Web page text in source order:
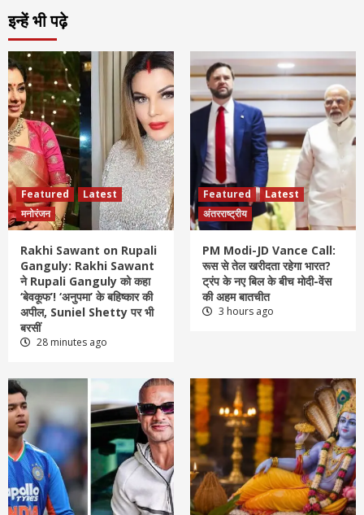
इन्हें भी पढ़े
Featured
Latest
मनोरंजन
Rakhi Sawant on Rupali
Ganguly: Rakhi Sawant
ने Rupali Ganguly को कहा
‘बेवकूफ’! ‘अनुपमा’ के बहिष्कार की
अपील, Suniel Shetty पर भी
बरसीं
28 minutes ago
Featured
Latest
अंतरराष्ट्रीय
PM Modi-JD Vance Call:
रूस से तेल खरीदता रहेगा भारत?
ट्रंप के नए बिल के बीच मोदी-वेंस
की अहम बातचीत
3 hours ago